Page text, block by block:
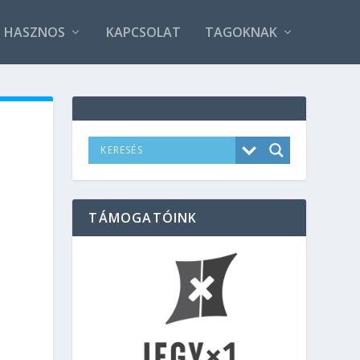
HASZNOS KAPCSOLAT TAGOKNAK
TÁMOGATÓINK